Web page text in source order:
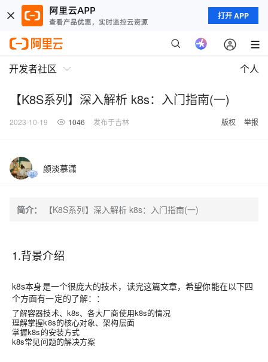
打开 APP
开发者社区 个人
【K8S系列】深入解析 k8s：入门指南(一)
2023-10-19 1046 发布于吉林 版权 举报
颜淡慕潇
简介： 【K8S系列】深入解析 k8s：入门指南(一)
1.背景介绍
k8s本身是一个很庞大的技术，读完这篇文章，希望你能在以下四
个方面有一定的了解：：
了解容器技术、k8s、各大厂商使用k8s的情况
理解掌握k8s的核心对象、架构层面
掌握k8s的安装方式
k8s常见问题的解决方案